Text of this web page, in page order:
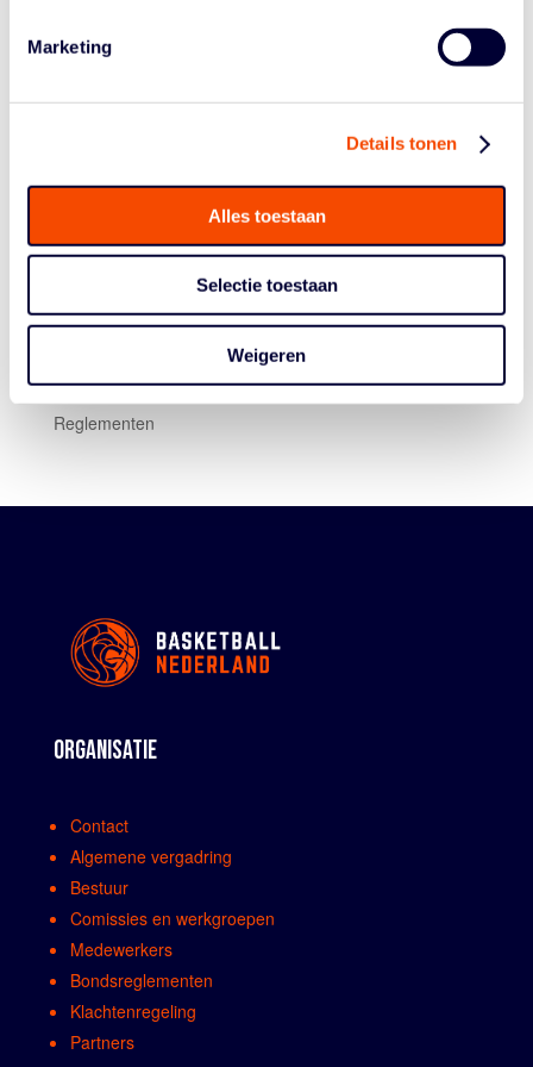
Marketing
Details tonen
Alles toestaan
Selectie toestaan
Weigeren
Algemene Vergadering
Bestuur En Commissies
Medewerkers
Reglementen
ORGANISATIE
Contact
Algemene vergadring
Bestuur
Comissies en werkgroepen
Medewerkers
Bondsreglementen
Klachtenregeling
Partners